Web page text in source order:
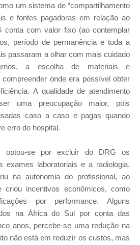
um sistema de “compartilhamento
e fontes pagadoras em relação ao
conta com valor fixo (ao contemplar
período de permanência e toda a
passaram a olhar com mais cuidado
a escolha de materiais e
onde era possível obter
A qualidade de atendimento
uma preocupação maior, pois
caso a caso e pagas quando
erro do hospital.
optou-se por excluir do DRG os
exames laboratoriais e a radiologia.
na autonomia do profissional, ao
criou incentivos econômicos, como
por performance. Alguns
na África do Sul por conta das
anos, percebe-se uma redução na
não está em reduzir os custos, mas